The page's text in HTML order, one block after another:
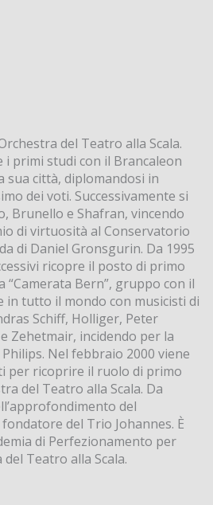
del Teatro alla Scala.
primi studi con il Brancaleon
sua città, diplomandosi in
dei voti. Successivamente si
Brunello e Shafran, vincendo
di virtuosità al Conservatorio
di Daniel Gronsgurin. Da 1995
ricopre il posto di primo
“Camerata Bern”, gruppo con il
tutto il mondo con musicisti di
Schiff, Holliger, Peter
Zehetmair, incidendo per la
Philips. Nel febbraio 2000 viene
per ricoprire il ruolo di primo
del Teatro alla Scala. Da
del
del Trio Johannes. È
di Perfezionamento per
Teatro alla Scala.